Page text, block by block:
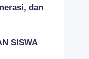
dan
SISWA